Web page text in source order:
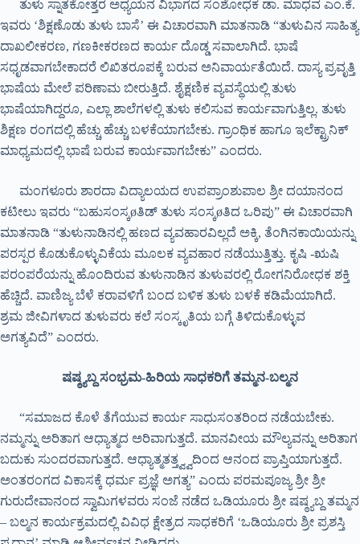
ತುಳು ಸ್ನಾತಕೋತ್ತರ ಅಧ್ಯಯನ ವಿಭಾಗದ ಸಂಶೋಧಕ ಡಾ. ಮಾಧವ ಎಂ.ಕೆ.
ಇವರು ‘ಶಿಕ್ಷಣೊಡು ತುಳು ಬಾಸೆ’ ಈ ವಿಚಾರವಾಗಿ ಮಾತನಾಡಿ “ತುಳುವಿನ ಸಾಹಿತ್ಯ
ದಾಖಲೀಕರಣ, ಗಣಕೀಕರಣದ ಕಾರ್ಯ ದೊಡ್ಡ ಸವಾಲಾಗಿದೆ. ಭಾಷೆ
ಸಧೃಡವಾಗಬೇಕಾದರೆ ಲಿಖಿತರೂಪಕ್ಕೆ ಬರುವ ಅನಿವಾರ್ಯತೆಯಿದೆ. ದಾಸ್ಯ ಪ್ರವೃತ್ತಿ
ಭಾಷೆಯ ಮೇಲೆ ಪರಿಣಾಮ ಬೀರುತ್ತಿದೆ. ಶೈಕ್ಷಣಿಕ ವ್ಯವಸ್ಥೆಯಲ್ಲಿ ತುಳು
ಭಾಷೆಯಾಗಿದ್ದರೂ, ಎಲ್ಲಾ ಶಾಲೆಗಳಲ್ಲಿ ತುಳು ಕಲಿಸುವ ಕಾರ್ಯವಾಗುತ್ತಿಲ್ಲ. ತುಳು
ಶಿಕ್ಷಣ ರಂಗದಲ್ಲಿ ಹೆಚ್ಚು ಹೆಚ್ಚು ಬಳಕೆಯಾಗಬೇಕು. ಗ್ರಾಂಥಿಕ ಹಾಗೂ ಇಲೆಕ್ಟ್ರಾನಿಕ್
ಮಾಧ್ಯಮದಲ್ಲಿ ಭಾಷೆ ಬರುವ ಕಾರ್ಯವಾಗಬೇಕು” ಎಂದರು.
ಮಂಗಳೂರು ಶಾರದಾ ವಿದ್ಯಾಲಯದ ಉಪಪ್ರಾಂಶುಪಾಲ ಶ್ರೀ ದಯಾನಂದ
ಕಟೀಲು ಇವರು “ಬಹುಸಂಸ್ಕøತಿಡ್ ತುಳು ಸಂಸ್ಕøತಿದ ಒರಿಪು” ಈ ವಿಚಾರವಾಗಿ
ಮಾತನಾಡಿ “ತುಳುನಾಡಿನಲ್ಲಿ ಹಣದ ವ್ಯವಹಾರವಿಲ್ಲದೆ ಅಕ್ಕಿ, ತೆಂಗಿನಕಾಯಿಯನ್ನು
ಪರಸ್ಪರ ಕೊಡುಕೊಳ್ಳುವಿಕೆಯ ಮೂಲಕ ವ್ಯವಹಾರ ನಡೆಯುತ್ತಿತ್ತು. ಕೃಷಿ -ಋಷಿ
ಪರಂಪರೆಯನ್ನು ಹೊಂದಿರುವ ತುಳುನಾಡಿನ ತುಳುವರಲ್ಲಿ ರೋಗನಿರೋಧಕ ಶಕ್ತಿ
ಹೆಚ್ಚಿದೆ. ವಾಣಿಜ್ಯ ಬೆಳೆ ಕರಾವಳಿಗೆ ಬಂದ ಬಳಿಕ ತುಳು ಬಳಕೆ ಕಡಿಮೆಯಾಗಿದೆ.
ಶ್ರಮ ಜೀವಿಗಳಾದ ತುಳುವರು ಕಲೆ ಸಂಸ್ಕೃತಿಯ ಬಗ್ಗೆ ತಿಳಿದುಕೊಳ್ಳುವ
ಅಗತ್ಯವಿದೆ” ಎಂದರು.
ಷಷ್ಠ್ಯಬ್ದ ಸಂಭ್ರಮ-ಹಿರಿಯ ಸಾಧಕರಿಗೆ ತಮ್ಮನ-ಬಲ್ಮನ
“ಸಮಾಜದ ಕೊಳೆ ತೆಗೆಯುವ ಕಾರ್ಯ ಸಾಧುಸಂತರಿಂದ ನಡೆಯಬೇಕು.
ನಮ್ಮನ್ನು ಅರಿತಾಗ ಆಧ್ಯಾತ್ಮದ ಅರಿವಾಗುತ್ತದೆ. ಮಾನವೀಯ ಮೌಲ್ಯವನ್ನು ಅರಿತಾಗ
ಬದುಕು ಸುಂದರವಾಗುತ್ತದೆ. ಆಧ್ಯಾತ್ಮತತ್ತ್ವ್ವದಿಂದ ಆನಂದ ಪ್ರಾಪ್ತಿಯಾಗುತ್ತದೆ.
ಅಂತರಂಗದ ವಿಕಾಸಕ್ಕೆ ಧರ್ಮ ಪ್ರಜ್ಞೆ ಅಗತ್ಯ” ಎಂದು ಪರಮಪೂಜ್ಯ ಶ್ರೀ ಶ್ರೀ
ಗುರುದೇವಾನಂದ ಸ್ವಾಮಿಗಳವರು ಸಂಜೆ ನಡೆದ ಒಡಿಯೂರು ಶ್ರೀ ಷಷ್ಠ್ಯಬ್ದ ತಮ್ಮನ
– ಬಲ್ಮನ ಕಾರ್ಯಕ್ರಮದಲ್ಲಿ ವಿವಿಧ ಕ್ಷೇತ್ರದ ಸಾಧಕರಿಗೆ ‘ಒಡಿಯೂರು ಶ್ರೀ ಪ್ರಶಸ್ತಿ